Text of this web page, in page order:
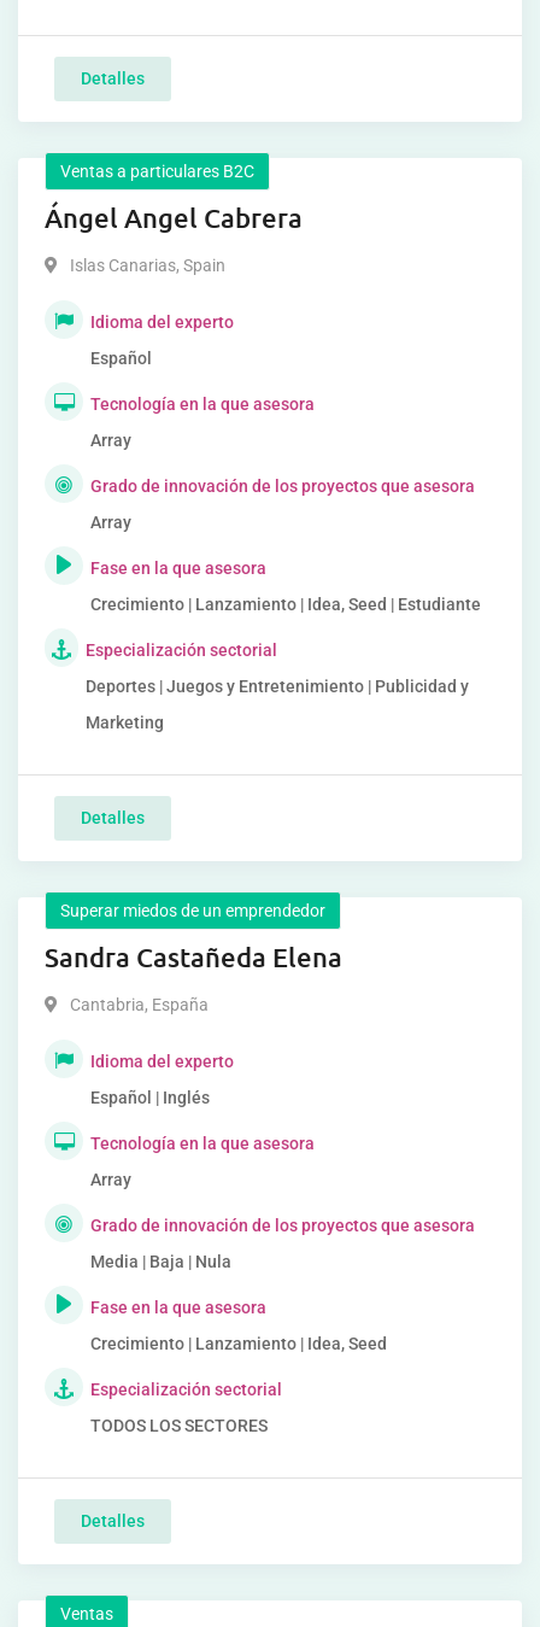
Detalles
Ventas a particulares B2C
Ángel Angel Cabrera
Islas Canarias, Spain
Idioma del experto
Español
Tecnología en la que asesora
Array
Grado de innovación de los proyectos que asesora
Array
Fase en la que asesora
Crecimiento | Lanzamiento | Idea, Seed | Estudiante
Especialización sectorial
Deportes | Juegos y Entretenimiento | Publicidad y
Marketing
Detalles
Superar miedos de un emprendedor
Sandra Castañeda Elena
Cantabria, España
Idioma del experto
Español | Inglés
Tecnología en la que asesora
Array
Grado de innovación de los proyectos que asesora
Media | Baja | Nula
Fase en la que asesora
Crecimiento | Lanzamiento | Idea, Seed
Especialización sectorial
TODOS LOS SECTORES
Detalles
Ventas